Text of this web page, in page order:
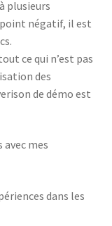
plusieurs
négatif, il est
ce qui n’est pas
des
de démo est
mes
dans les